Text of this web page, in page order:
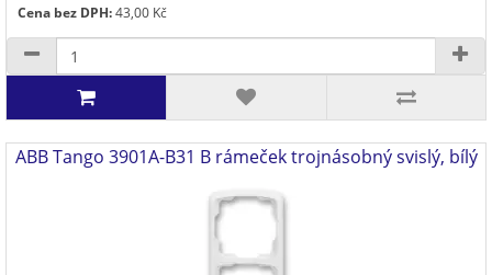
Cena bez DPH:43,00 Kč
ABB Tango 3901A-B31 B rámeček trojnásobný svislý, bílý